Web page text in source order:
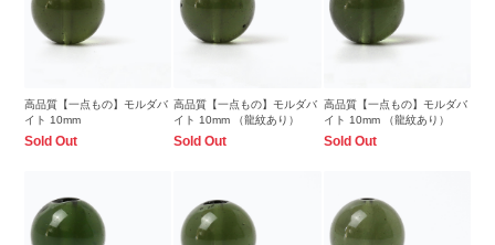
高品質【一点もの】モルダバ
イト 10mm
Sold Out
高品質【一点もの】モルダバ
イト 10mm （龍紋あり）
Sold Out
高品質【一点もの】モルダバ
イト 10mm （龍紋あり）
Sold Out